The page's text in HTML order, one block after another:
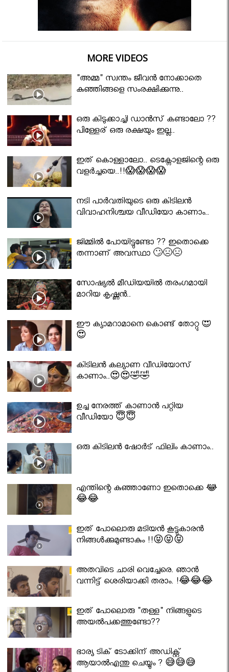
MORE VIDEOS
"അമ്മ" സ്വന്തം ജീവൻ നോക്കാതെ
കുഞ്ഞിങ്ങളെ സംരക്ഷിക്കുന്നു..
ഒരു കിടുക്കാച്ചി ഡാൻസ് കണ്ടാലോ ??
പിള്ളേര് ഒരു രക്ഷയും ഇല്ല..
ഇത് കൊള്ളാലോ.. ടെക്നോളജിന്റെ ഒരു
വളർച്ചയെ..!!😱😱😱😱
നടി പാർവതിയുടെ ഒരു കിടിലൻ
വിവാഹനിശ്ചയ വീഡിയോ കാണാം..
ജിമ്മിൽ പോയിട്ടുണ്ടോ ?? ഇതൊക്കെ
തന്നാണ് അവസ്ഥാ 🙄😣😣
സോഷ്യൽ മീഡിയയിൽ തരംഗമായി
മാറിയ കൃഷ്ണൻ..
ഈ ക്യാമറാമാനെ കൊണ്ട് തോറ്റു 😍
😍
കിടിലൻ കല്യാണ വീഡിയോസ്
കാണാം..😍😍🤣🤣
ഉച്ച നേരത്ത് കാണാൻ പറ്റിയ
വീഡിയോ 😇😇
ഒരു കിടിലൻ ഷോർട് ഫിലിം കാണാം..
എന്തിന്റെ കുഞ്ഞാണോ ഇതൊക്കെ 😂
😂😂
ഇത് പോലൊരു മടിയൻ കൂട്ടുകാരൻ
നിങ്ങൾക്കുമുണ്ടാകും !!😝😝😝
അതവിടെ ചാരി വെച്ചേരെ. ഞാൻ
വന്നിട്ട് ശെരിയാക്കി തരാം. !😂😂😂
ഇത് പോലൊരു "തള്ള" നിങ്ങളുടെ
അയല്‍പക്കത്തുണ്ടോ??
ഭാര്യ ടിക് ടോക്കിന് അഡിക്റ്റ്
ആയാൽഎന്തു ചെയ്യും ? 😅😅😅